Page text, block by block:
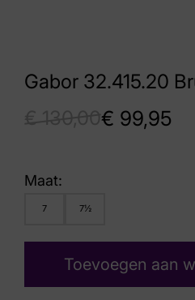
Gabor 32.415.20
€ 99,95
Maat:
7 7½
Toevoegen aan